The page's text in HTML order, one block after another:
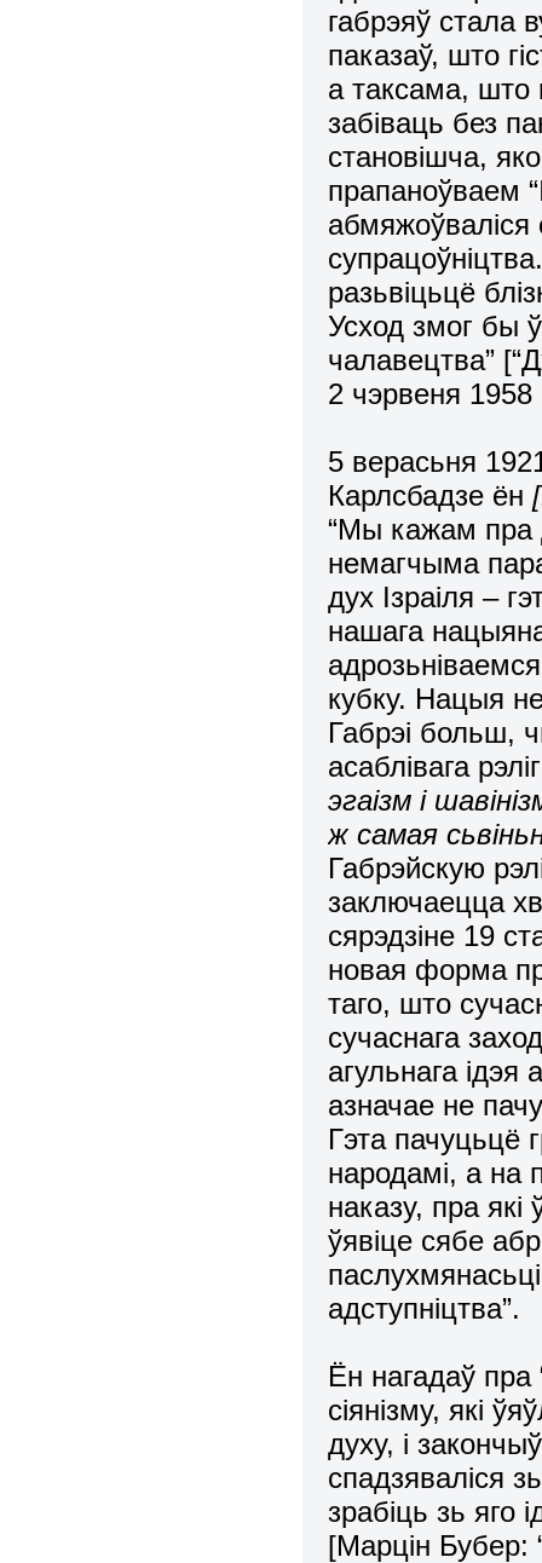
габрэяў стала
паказаў, што
а таксама, што
забіваць без
становішча,
прапаноўваем
абмяжоўваліся
разьвіцьцё
Усход змог бы
чалавецтва”
2 чэрвеня 1958
5 верасьня
Карлсбадзе ён
“Мы кажам пра
немагчыма
дух Ізраіля –
нашага
кубку. Нацыя
Габрэі больш,
асаблівага
эгаізм і
ж самая
Габрэйскую
заключаецца
сярэдзіне 19
новая форма
таго, што
сучаснага
агульнага ідэя
азначае не
Гэта пачуцьцё
народамі, а на
наказу, пра які
ўявіце сябе
адступніцтва”.
Ён нагадаў пра
сіянізму, які
духу, і
спадзяваліся
зрабіць зь яго
[Марцін Бубер: